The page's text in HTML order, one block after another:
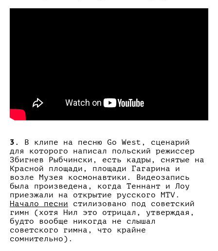
3.
В клипе на песню Go West, сценарий
для которого написал польский режиссер
Збигнев Рыбчински, есть кадры, cнятые на
Красной площади, площади Гагарина и
возле Музея космонавтики. Видеозапись
была произведена, когда Теннант и Лоу
приезжали на открытие русского MTV.
Начало песни стилизовано под советский
гимн (хотя Нил это отрицал, утверждая,
будто вообще никогда не слышал
советского гимна, что крайне
сомнительно).